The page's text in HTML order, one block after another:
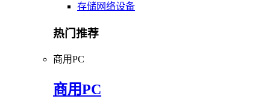
存储网络设备
热门推荐
商用PC
商用PC